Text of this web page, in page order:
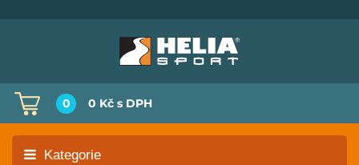
0 0 Kč s DPH
Kategorie